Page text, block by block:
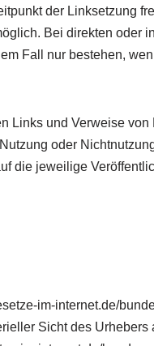
der Linksetzung
Bei direkten oder
Fall nur bestehen,
Links und Verweise
oder
die jeweilige
im-internet.de/
Sicht des